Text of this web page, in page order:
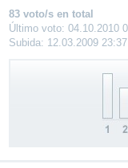
83 voto/s en total
Último voto: 04.10.2010
Subida: 12.03.2009